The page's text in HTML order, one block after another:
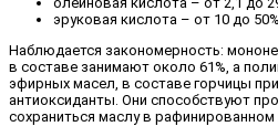
эруковая кислота – от 10 до 50%.
Наблюдается закономерность:
в составе занимают около 61%, а
эфирных масел, в составе горчицы
антиоксиданты. Они способствуют
сохраниться маслу в рафинированном